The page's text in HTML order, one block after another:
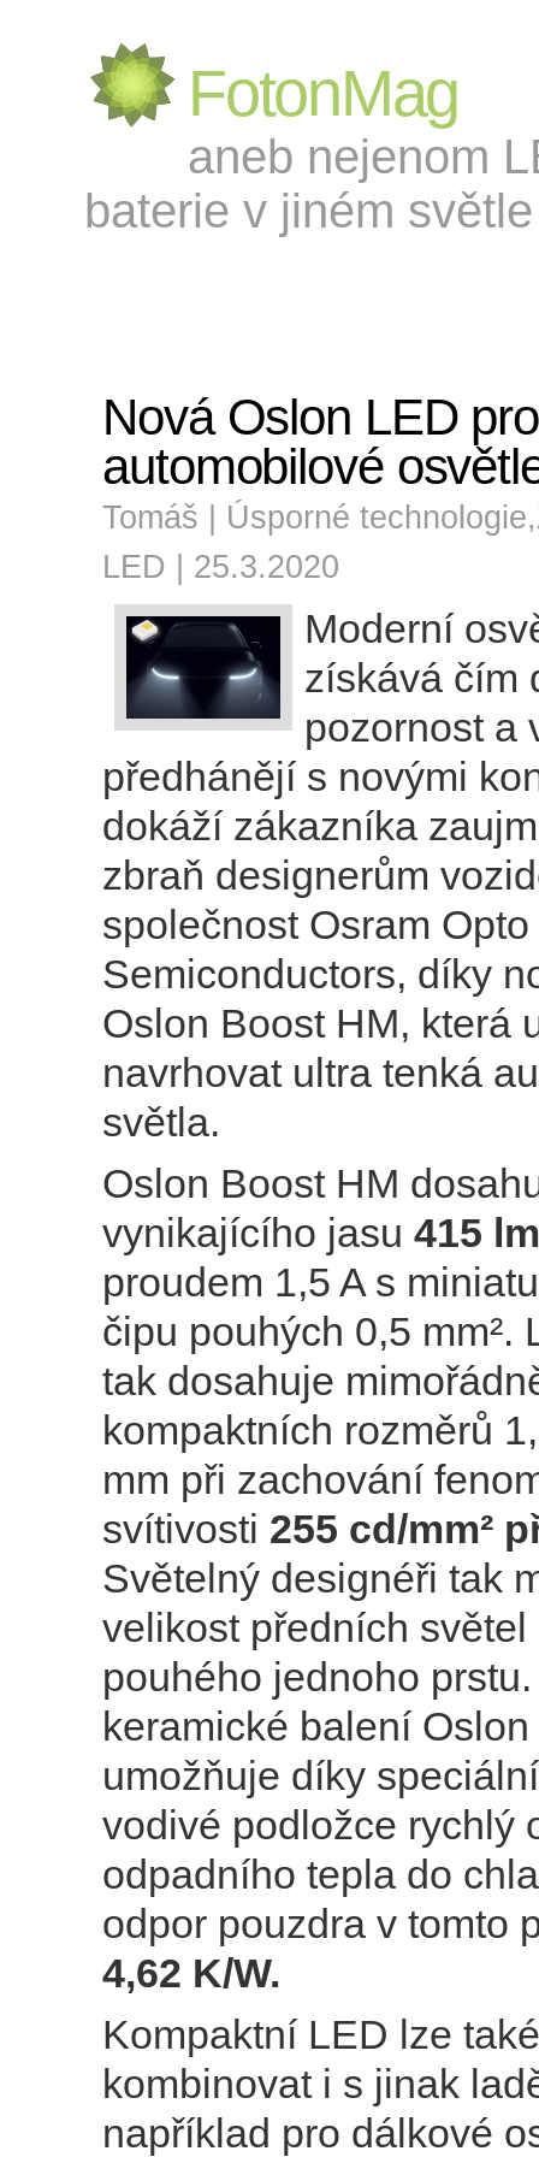
FotonMag
aneb nejenom
baterie v jiném
Nová Oslon LED
automobilové
Tomáš | Úsporné technologie,
LED | 25.3.2020
Moderní
získává čím
pozornost a
předhánějí s novými
dokáží zákazníka
zbraň designerům
společnost Osram Opto
Semiconductors, díky
Oslon Boost HM, která
navrhovat ultra tenká
světla.
Oslon Boost HM
vynikajícího jasu 415 lm
proudem 1,5 A s
čipu pouhých 0,5 mm².
tak dosahuje
kompaktních rozměrů
mm při zachování
svítivosti 255 cd/mm²
Světelný designéři tak
velikost předních
pouhého jednoho
keramické balení
umožňuje díky
vodivé podložce rychlý
odpadního tepla do
odpor pouzdra v tomto
4,62 K/W.
Kompaktní LED lze
kombinovat i s jinak
například pro dálkové